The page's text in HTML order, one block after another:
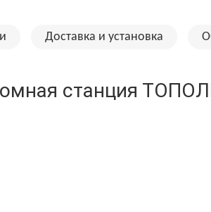
Доставка и установка
станция